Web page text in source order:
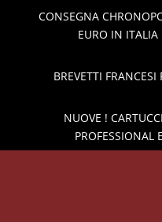
CONSEGNA
EURO IN
BREVETTI
NUOVE !
PROFESSIONAL